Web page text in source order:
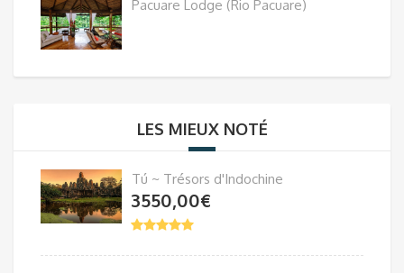
Pacuare Lodge (Rio Pacuare)
LES MIEUX NOTÉ
Tú ~ Trésors d'Indochine
3550,00€